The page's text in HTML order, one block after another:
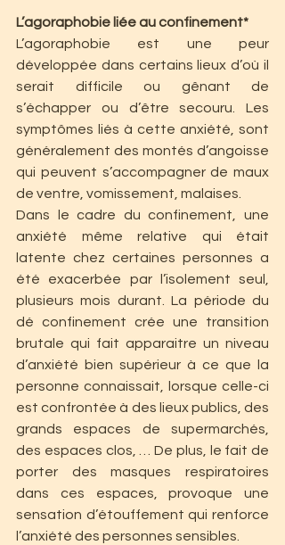
L’agoraphobie liée au confinement*
L’agoraphobie est une peur
développée dans certains lieux d’où il
serait difficile ou gênant de
s’échapper ou d’être secouru. Les
symptômes liés à cette anxiété, sont
généralement des montés d’angoisse
qui peuvent s’accompagner de maux
de ventre, vomissement, malaises.
Dans le cadre du confinement, une
anxiété même relative qui était
latente chez certaines personnes a
été exacerbée par l’isolement seul,
plusieurs mois durant. La période du
dé confinement crée une transition
brutale qui fait apparaitre un niveau
d’anxiété bien supérieur à ce que la
personne connaissait, lorsque celle-ci
est confrontée à des lieux publics, des
grands espaces de supermarchés,
des espaces clos, … De plus, le fait de
porter des masques respiratoires
dans ces espaces, provoque une
sensation d’étouffement qui renforce
l’anxiété des personnes sensibles.